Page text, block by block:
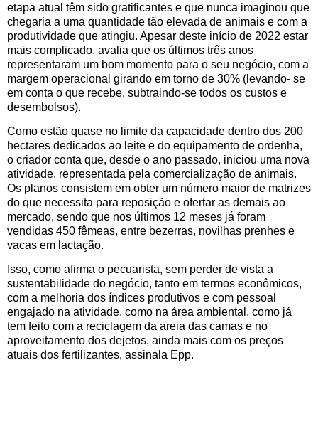
etapa atual têm sido gratificantes e que nunca imaginou que
chegaria a uma quantidade tão elevada de animais e com a
produtividade que atingiu. Apesar deste início de 2022 estar
mais complicado, avalia que os últimos três anos
representaram um bom momento para o seu negócio, com a
margem operacional girando em torno de 30% (levando- se
em conta o que recebe, subtraindo-se todos os custos e
desembolsos).
Como estão quase no limite da capacidade dentro dos 200
hectares dedicados ao leite e do equipamento de ordenha,
o criador conta que, desde o ano passado, iniciou uma nova
atividade, representada pela comercialização de animais.
Os planos consistem em obter um número maior de matrizes
do que necessita para reposição e ofertar as demais ao
mercado, sendo que nos últimos 12 meses já foram
vendidas 450 fêmeas, entre bezerras, novilhas prenhes e
vacas em lactação.
Isso, como afirma o pecuarista, sem perder de vista a
sustentabilidade do negócio, tanto em termos econômicos,
com a melhoria dos índices produtivos e com pessoal
engajado na atividade, como na área ambiental, como já
tem feito com a reciclagem da areia das camas e no
aproveitamento dos dejetos, ainda mais com os preços
atuais dos fertilizantes, assinala Epp.